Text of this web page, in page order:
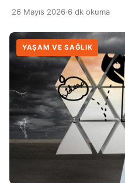
hissedebilir. Bu durum
alışkanlığından ve zihnin
kaynaklanır. Özellikle
olan kişiler için boş
aksine rahatsız edici
26 Mayıs 2026·6 dk okuma
YAŞAM VE SAĞLIK